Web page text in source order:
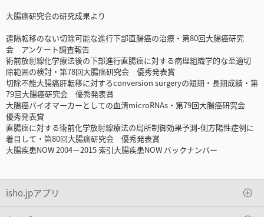
大腸癌研究会の研究成果より
遠隔転移のない切除可能な進行下部直腸癌の治療・第80回大腸癌研究
会 アンケート調査報告
術前放射線化学療法後の下部進行直腸癌に対する病理組織学的な至適切
除範囲の検討・第78回大腸癌研究会 優秀発表賞
切除不能大腸癌肝転移に対するconversion surgeryの短期・長期成績・第
79回大腸癌研究会 優秀発表賞
大腸癌バイオマーカーとしての血清microRNAs・第79回大腸癌研究会
優秀発表賞
直腸癌に対する術前化学放射線療法の局所制御効果予測-側方陽性症例に
着目して・第80回大腸癌研究会 優秀発表賞
大腸疾患NOW 2004－2015 索引大腸疾患NOW バックナンバー
isho.jpアプリ